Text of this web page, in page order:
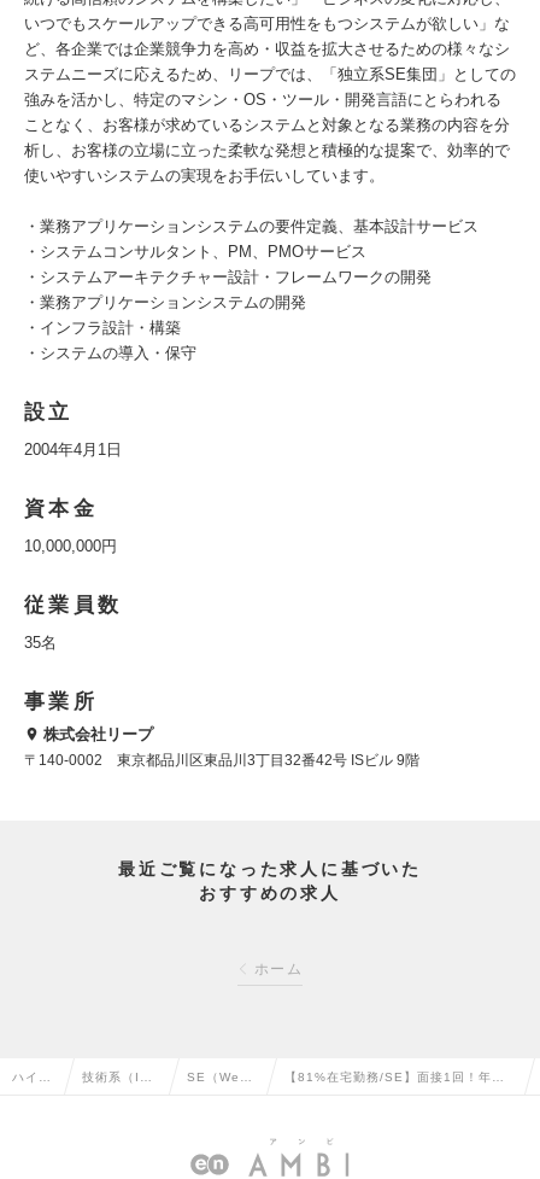
いつでもスケールアップできる高可用性をもつシステムが欲しい」な
ど、各企業では企業競争力を高め・収益を拡大させるための様々なシ
ステムニーズに応えるため、リープでは、「独立系SE集団」としての
強みを活かし、特定のマシン・OS・ツール・開発言語にとらわれる
ことなく、お客様が求めているシステムと対象となる業務の内容を分
析し、お客様の立場に立った柔軟な発想と積極的な提案で、効率的で
使いやすいシステムの実現をお手伝いしています。
・業務アプリケーションシステムの要件定義、基本設計サービス
・システムコンサルタント、PM、PMOサービス
・システムアーキテクチャー設計・フレームワークの開発
・業務アプリケーションシステムの開発
・インフラ設計・構築
・システムの導入・保守
設立
2004年4月1日
資本金
10,000,000円
従業員数
35名
事業所
株式会社リープ
〒140-0002 東京都品川区東品川3丁目32番42号 ISビル 9階
最近ご覧になった求人に基づいた
おすすめの求人
ホーム
ハイク 技術系（I SE（We
ン系）の転
【81%在宅勤務/SE】面接1回！年間
で活躍しませんか？の求人情報